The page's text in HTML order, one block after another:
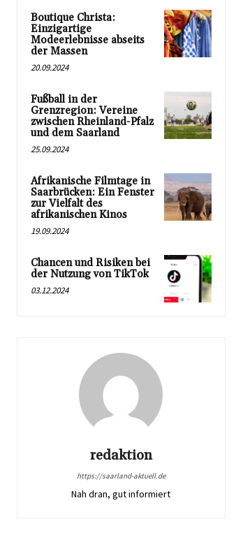
Boutique Christa:
Einzigartige
Modeerlebnisse abseits
der Massen
20.09.2024
Fußball in der
Grenzregion: Vereine
zwischen Rheinland-Pfalz
und dem Saarland
25.09.2024
Afrikanische Filmtage in
Saarbrücken: Ein Fenster
zur Vielfalt des
afrikanischen Kinos
19.09.2024
Chancen und Risiken bei
der Nutzung von TikTok
03.12.2024
redaktion
https://saarland-aktuell.de
Nah dran, gut informiert